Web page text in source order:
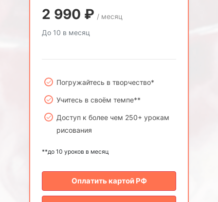
2 990 ₽ / месяц
До 10 в месяц
Погружайтесь в творчество*
Учитесь в своём темпе**
Доступ к более чем 250+ урокам
рисования
**до 10 уроков в месяц
Оплатить картой РФ